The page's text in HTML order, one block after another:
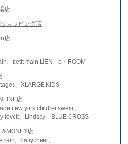
店
ョッピング店
店
、petit main LIEN、b・ROOM
、XLARGE KIDS
店
new york childrenswear、
loveit、Lindsay、BLUE CROSS
店
rain、babycheer、